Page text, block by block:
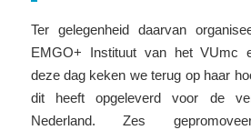
Ter gelegenheid daarvan
EMGO+ Instituut van het VUmc
deze dag keken we terug op haar
dit heeft opgeleverd voor de
Nederland. Zes